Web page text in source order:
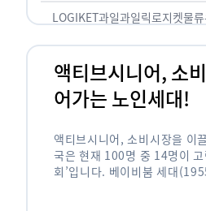
…
LOGIKET과일과일릭로지켓물류
액티브시니어, 소
어가는 노인세대!
액티브시니어, 소비시장을 이
국은 현재 100명 중 14명이 고
회’입니다. 베이비붐 세대